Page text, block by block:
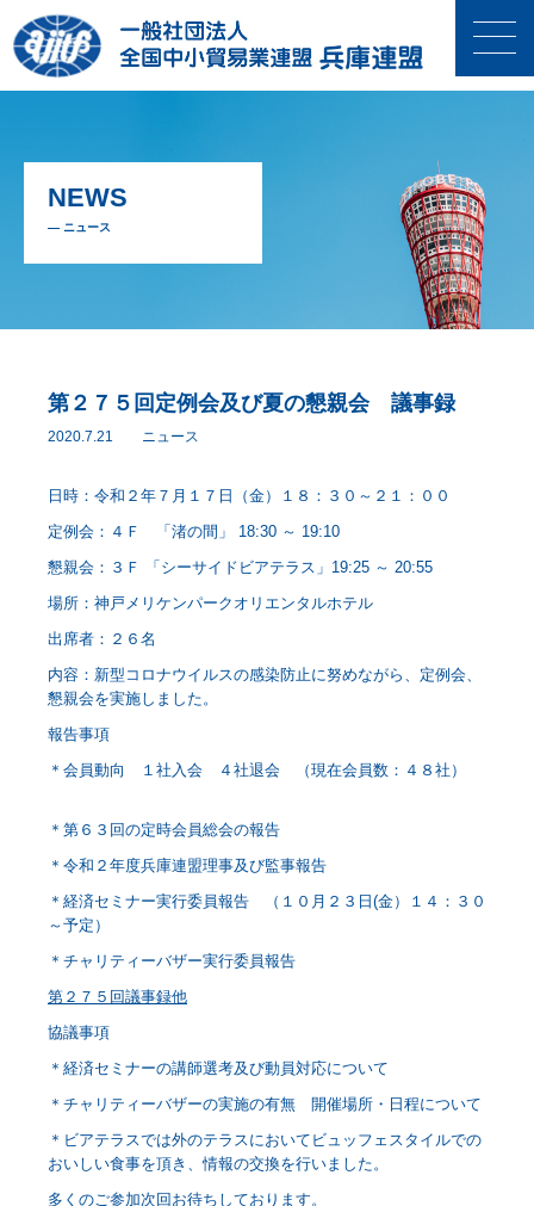
NEWS
— ニュース
第２７５回定例会及び夏の懇親会 議事録
2020.7.21 ニュース
日時：令和２年７月１７日（金）１８：３０～２１：００
定例会：４Ｆ 「渚の間」 18:30 ～ 19:10
懇親会：３Ｆ 「シーサイドビアテラス」19:25 ～ 20:55
場所：神戸メリケンパークオリエンタルホテル
出席者：２６名
内容：新型コロナウイルスの感染防止に努めながら、定例会、
懇親会を実施しました。
報告事項
＊会員動向 １社入会 ４社退会 （現在会員数：４８社）
＊第６３回の定時会員総会の報告
＊令和２年度兵庫連盟理事及び監事報告
＊経済セミナー実行委員報告 （１０月２３日(金）１４：３０
～予定）
＊チャリティーバザー実行委員報告
第２７５回議事録他
協議事項
＊経済セミナーの講師選考及び動員対応について
＊チャリティーバザーの実施の有無 開催場所・日程について
＊ビアテラスでは外のテラスにおいてビュッフェスタイルでの
おいしい食事を頂き、情報の交換を行いました。
多くのご参加次回お待ちしております。